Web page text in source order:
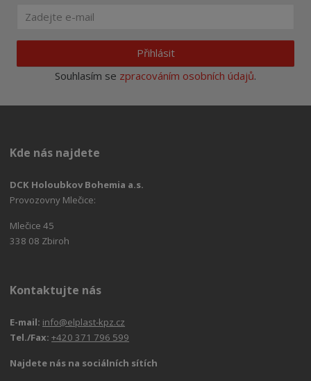
Přihlásit
Souhlasím se zpracováním osobních údajů.
Kde nás najdete
DCK Holoubkov Bohemia a.s.
Provozovny Mlečice:
Mlečice 45
338 08 Zbiroh
Kontaktujte nás
E-mail: info@elplast-kpz.cz
Tel./Fax:+420 371 796 599
Najdete nás na sociálních sítích